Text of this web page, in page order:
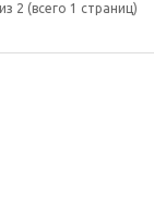
2 (всего 1 страниц)